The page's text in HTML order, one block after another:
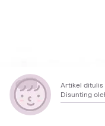
Artikel ditulis
Disunting